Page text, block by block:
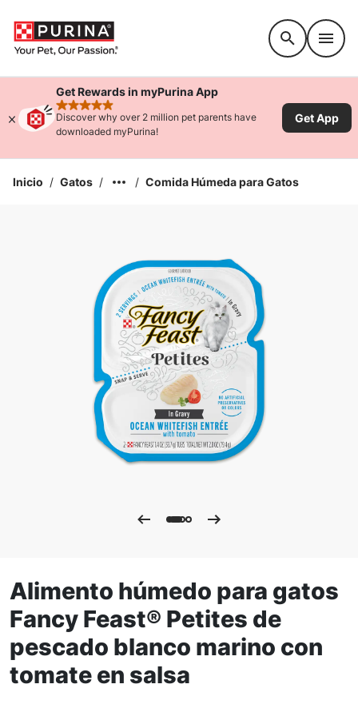
Get Rewards in myPurina App
rated 4.9 stars
Discover why over 2 million pet parents have
downloaded myPurina!
Get App
Inicio / Gatos / / Comida Húmeda para Gatos
Ampliar la Imagen
Alimento húmedo para gatos
Fancy Feast® Petites de
pescado blanco marino con
tomate en salsa